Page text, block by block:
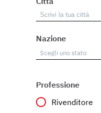
Nazione
Professione
Rivenditore